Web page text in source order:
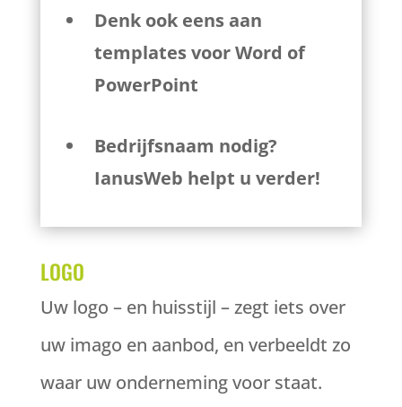
Denk ook eens aan
templates voor Word of
PowerPoint
Bedrijfsnaam nodig?
IanusWeb helpt u verder!
LOGO
Uw logo – en huisstijl – zegt iets over
uw imago en aanbod, en verbeeldt zo
waar uw onderneming voor staat.